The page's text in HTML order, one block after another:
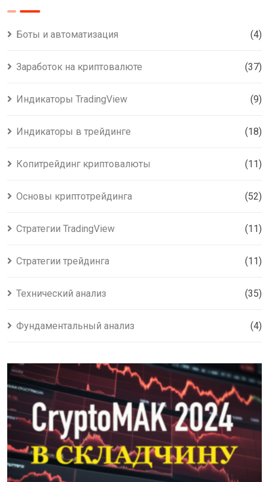
Боты и автоматизация (4)
Заработок на криптовалюте (37)
Индикаторы TradingView (9)
Индикаторы в трейдинге (18)
Копитрейдинг криптовалюты (11)
Основы криптотрейдинга (52)
Стратегии TradingView (11)
Стратегии трейдинга (11)
Технический анализ (35)
Фундаментальный анализ (4)